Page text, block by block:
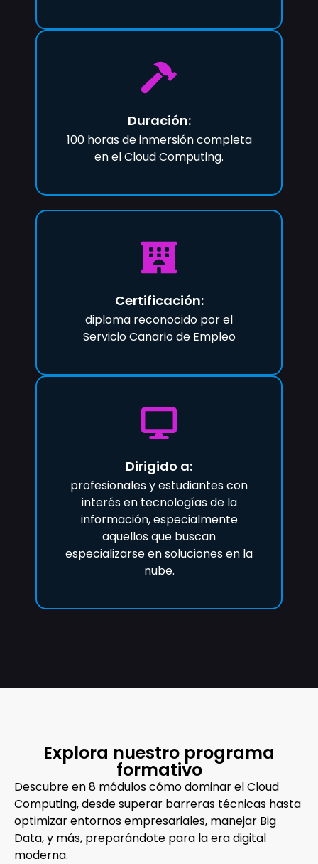
Duración:
100 horas de inmersión completa
en el Cloud Computing.
Certificación:
diploma reconocido por el
Servicio Canario de Empleo
Dirigido a:
profesionales y estudiantes con
interés en tecnologías de la
información, especialmente
aquellos que buscan
especializarse en soluciones en la
nube.
Explora nuestro programa
formativo
Descubre en 8 módulos cómo dominar el Cloud
Computing, desde superar barreras técnicas hasta
optimizar entornos empresariales, manejar Big
Data, y más, preparándote para la era digital
moderna.